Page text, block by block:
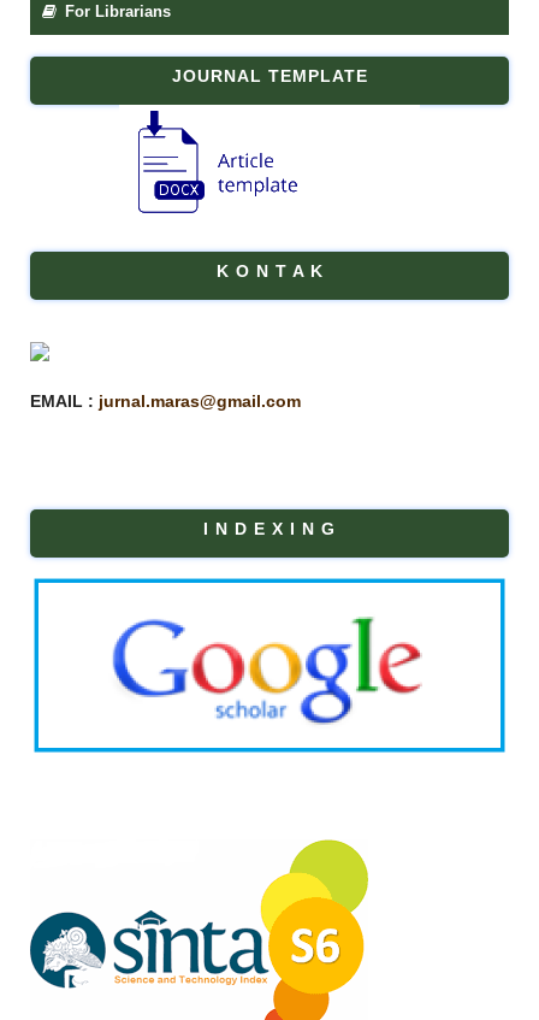
For Librarians
JOURNAL TEMPLATE
K O N T A K
EMAIL : jurnal.maras@gmail.com
I N D E X I N G